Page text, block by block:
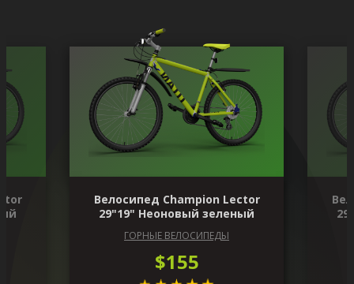
Велосипед Champion Lector
29"19" Неоновый зеленый
ГОРНЫЕ ВЕЛОСИПЕДЫ
$155